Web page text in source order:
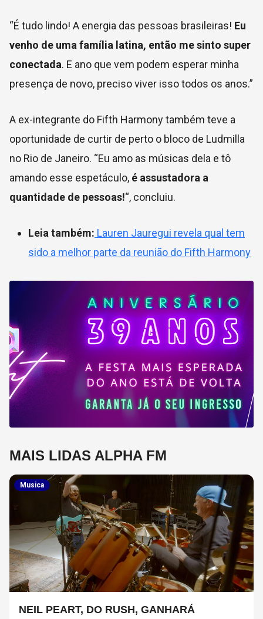
“É tudo lindo! A energia das pessoas brasileiras! Eu
venho de uma família latina, então me sinto super
conectada. E ano que vem podem esperar minha
presença de novo, preciso viver isso todos os anos.”
A ex-integrante do Fifth Harmony também teve a
oportunidade de curtir de perto o bloco de Ludmilla
no Rio de Janeiro. “Eu amo as músicas dela e tô
amando esse espetáculo, é assustadora a
quantidade de pessoas!“, concluiu.
Leia também: Lauren Jauregui revela qual tem
sido a melhor parte da reunião do Fifth Harmony
MAIS LIDAS ALPHA FM
Musica
NEIL PEART, DO RUSH, GANHARÁ